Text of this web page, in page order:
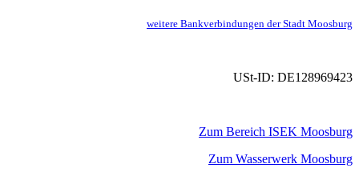
weitere Bankverbindungen der Stadt Moosburg
USt-ID: DE128969423
Zum Bereich ISEK Moosburg
Zum Wasserwerk Moosburg